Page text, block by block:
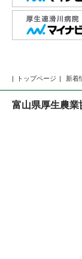
トップページ 新着
富山県厚生農